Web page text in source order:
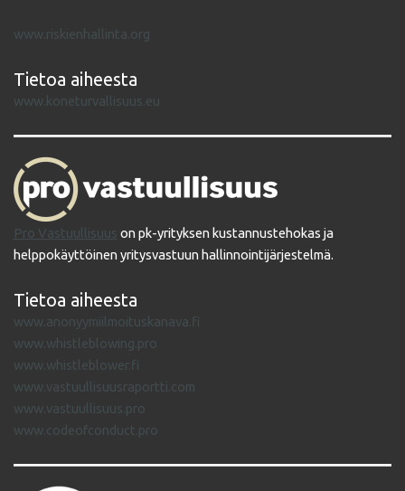
www.riskienhallinta.org
Tietoa aiheesta
www.koneturvallisuus.eu
Pro Vastuullisuus on pk-yrityksen kustannustehokas ja
helppokäyttöinen yritysvastuun hallinnointijärjestelmä.
Tietoa aiheesta
www.anonyymiilmoituskanava.fi
www.whistleblowing.pro
www.whistleblower.fi
www.vastuullisuusraportti.com
www.vastuullisuus.pro
www.codeofconduct.pro